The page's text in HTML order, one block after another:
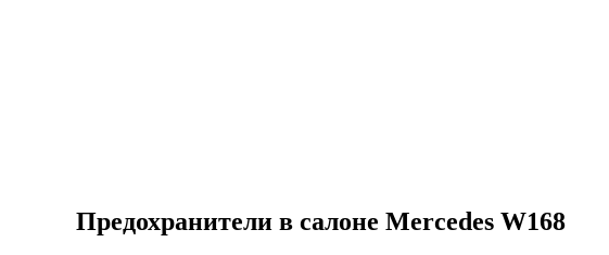
Предохранители в салоне Mercedes W168